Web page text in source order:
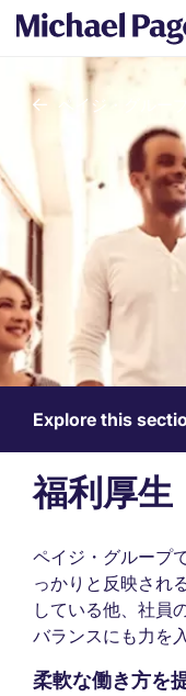
ペイジ・グルー
WorkExplore this
福利厚生
ペイジ・グループ
っかりと反映され
している他、社員
バランスにも力を
柔軟な働き方を